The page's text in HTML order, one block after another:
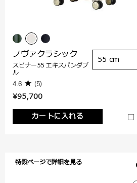
¥95,700
カートに入れる
ノヴァクラシック
スピナー55 エキスパンダブ
ル
4.6 (5)
55 cm
特設ページで詳細を見る